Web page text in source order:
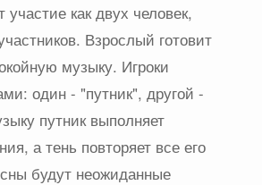
участие как двух человек,
Взрослый готовит
музыку. Игроки
один - "путник", другой -
путник выполняет
а тень повторяет все его
будут неожиданные